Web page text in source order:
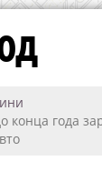
конца года